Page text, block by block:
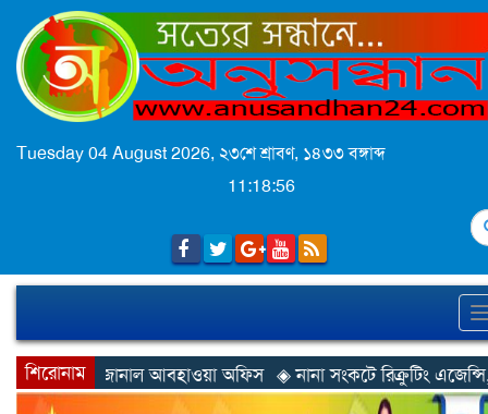
Tuesday 04 August 2026, ২৩শে শ্রাবণ, ১৪৩৩ বঙ্গাব্দ
11:18:59
শিরোনাম
অফিস ◈ নানা সংকটে রিক্রুটিং এজেন্সি, হুমকির মুখে শ্রম রপ্তানি